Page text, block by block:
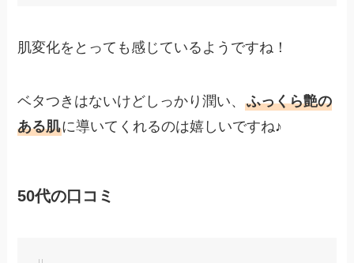
肌変化をとっても感じているようですね！
ベタつきはないけどしっかり潤い、ふっくら艶の
ある肌に導いてくれるのは嬉しいですね♪
50代の口コミ